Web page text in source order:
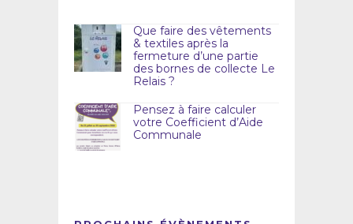
Que faire des vêtements
& textiles après la
fermeture d’une partie
des bornes de collecte Le
Relais ?
Pensez à faire calculer
votre Coefficient d’Aide
Communale